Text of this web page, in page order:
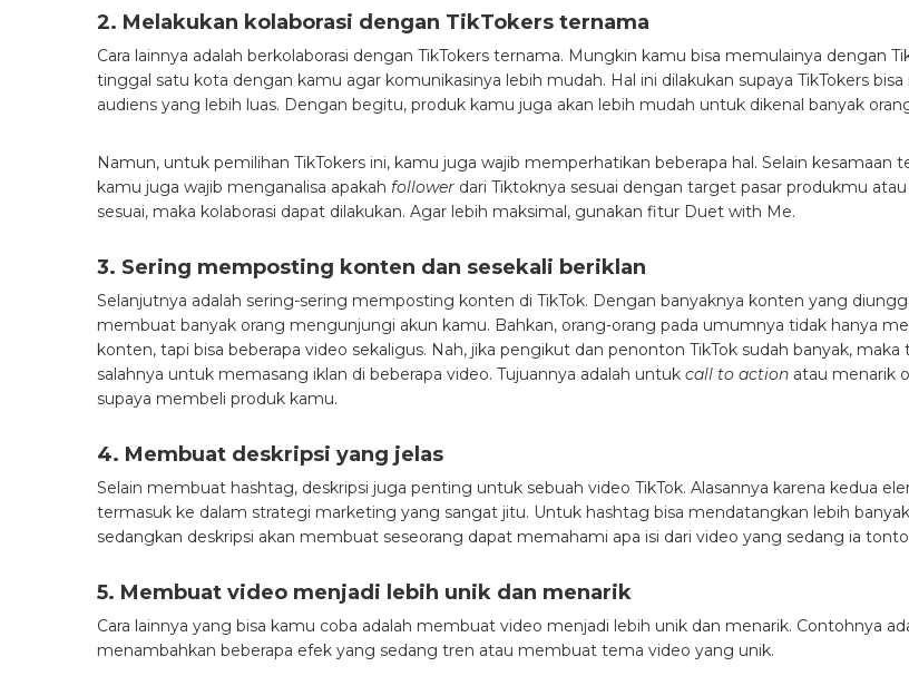
2. Melakukan kolaborasi dengan TikTokers ternama
Cara lainnya adalah berkolaborasi dengan TikTokers ternama. Mungkin kamu bisa memulainya dengan
tinggal satu kota dengan kamu agar komunikasinya lebih mudah. Hal ini dilakukan supaya TikTokers
audiens yang lebih luas. Dengan begitu, produk kamu juga akan lebih mudah untuk dikenal banyak
Namun, untuk pemilihan TikTokers ini, kamu juga wajib memperhatikan beberapa hal. Selain kesamaan
kamu juga wajib menganalisa apakah follower dari Tiktoknya sesuai dengan target pasar produkmu atau
sesuai, maka kolaborasi dapat dilakukan. Agar lebih maksimal, gunakan fitur Duet with Me.
3. Sering memposting konten dan sesekali beriklan
Selanjutnya adalah sering-sering memposting konten di TikTok. Dengan banyaknya konten yang
membuat banyak orang mengunjungi akun kamu. Bahkan, orang-orang pada umumnya tidak hanya
konten, tapi bisa beberapa video sekaligus. Nah, jika pengikut dan penonton TikTok sudah banyak, maka
salahnya untuk memasang iklan di beberapa video. Tujuannya adalah untuk call to action atau menarik
supaya membeli produk kamu.
4. Membuat deskripsi yang jelas
Selain membuat hashtag, deskripsi juga penting untuk sebuah video TikTok. Alasannya karena kedua
termasuk ke dalam strategi marketing yang sangat jitu. Untuk hashtag bisa mendatangkan lebih
sedangkan deskripsi akan membuat seseorang dapat memahami apa isi dari video yang sedang ia
5. Membuat video menjadi lebih unik dan menarik
Cara lainnya yang bisa kamu coba adalah membuat video menjadi lebih unik dan menarik. Contohnya
menambahkan beberapa efek yang sedang tren atau membuat tema video yang unik.